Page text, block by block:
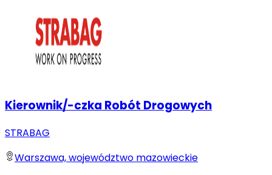
Kierownik/-czka Robót Drogowych
STRABAG
Warszawa, województwo mazowieckie